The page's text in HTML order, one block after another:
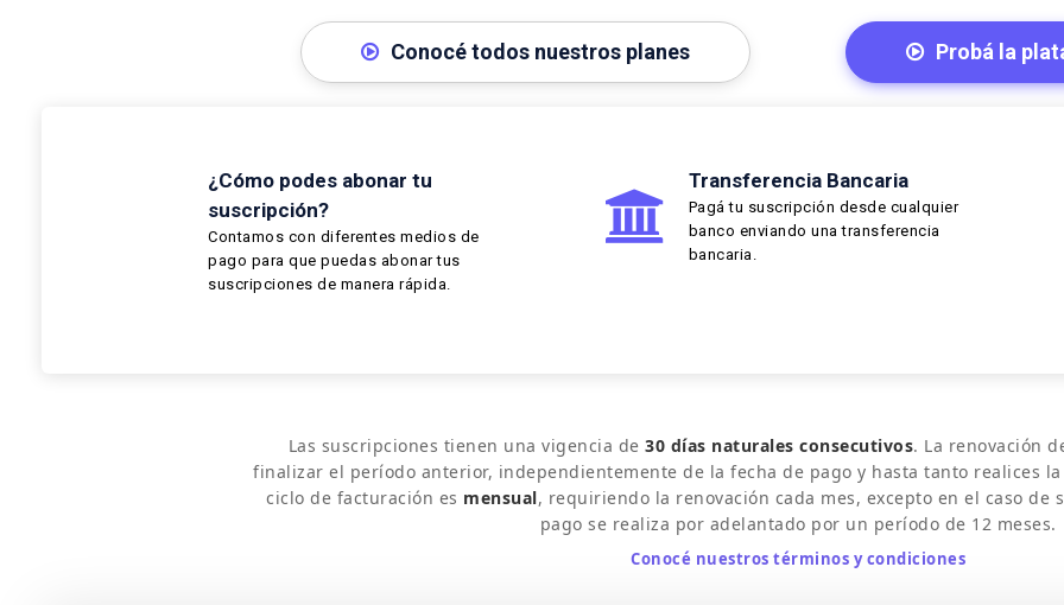
Conocé todos nuestros planes Probá la
¿Cómo podes abonar tu
suscripción?
Contamos con diferentes medios de
pago para que puedas abonar tus
suscripciones de manera rápida.
Transferencia Bancaria
Pagá tu suscripción desde cualquier
banco enviando una transferencia
bancaria.
Las suscripciones tienen una vigencia de 30 días naturales consecutivos. La renovación
finalizar el período anterior, independientemente de la fecha de pago y hasta tanto realices
ciclo de facturación es mensual, requiriendo la renovación cada mes, excepto en el caso de
pago se realiza por adelantado por un período de 12 meses.
Conocé nuestros términos y condiciones